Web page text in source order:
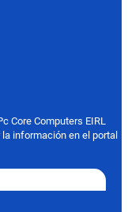
Core Computers EIRL
la información en el portal